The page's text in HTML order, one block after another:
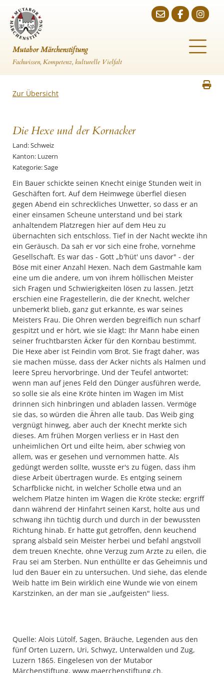
Mutabor Märchenstiftung
Fachwissen, Kompetenz, kulturelle Vielfalt
Zur Übersicht
Die Hexe und der Kornacker
Land: Schweiz
Kanton: Luzern
Kategorie: Sage
Ein Bauer schickte seinen Knecht einige Stunden weit in
Geschäften fort. Auf dem Heimwege überfiel diesen
gegen Abend ein schreckliches Unwetter, so dass er an
einer einsamen Scheune unterstand und bei stark
anhaltendem Platzregen hier auf dem Heu zu
übernachten sich entschloss. Tief in der Nacht weckte ihn
ein Geräusch. Da sah er vor sich eine frohe, vornehme
Gesellschaft. Es war das - Gott „b'hüt' uns davor" - der
Böse mit einer Anzahl Hexen. Nach dem Gastmahle kam
eine um die andere, um von ihrem höllischen Meister
sich Fragen und Schwierigkeiten lösen zu lassen. Jetzt
erschien eine Fragestellerin, die der Knecht, welcher
unbemerkt blieb, ganz gut erkannte, es war seines
Meisters Frau. Die Ohren werden begreiflich nun scharf
gespitzt und er hört, wie sie klagt: Ihr Mann habe einen
seiner fruchtbarsten Äcker für den Kornbau bestimmt.
Die Hexe aber ist Feindin vom Brot. Sie fragt daher, was
sie machen müsse, dass der Acker nichts als Halmen und
leere Spreu hervorbringe. Und der Teufel antwortet:
wenn man auf jenes Feld den Dünger ausführen werde,
so solle sie als eine Kröte hinten im Wagen im Mist
drinnen sich hinbringen und abladen lassen. Vermöge
sie das, so würden die Ähren alle taub. Das Weib ging
vergnügt hinweg, aber auch der Knecht merkte sich
dieses. Am frühen Morgen verliess er in Hast den
unheimlichen Ort und eilte heim, aber schwieg von
allem, was er gesehen und vernommen hatte. Als
gedüngt werden sollte, wusste er's zu fügen, dass ihm
diese Arbeit übertragen wurde. Es entging seinem
Scharfblicke nicht, in welcher Scholle etwa und an
welchem Platze hinten im Wagen die Kröte stecke; ergriff
dann während der Hinfahrt seinen Karst, holte aus und
schwang ihn tüchtig durch und durch in der bewussten
Richtung hinab. Er hatte gut getroffen, denn keuchend
sprang alsbald sein Meister herbei und befahl angstvoll
dem treuen Knechte, ohne Verzug zum Arzte zu eilen, die
Frau sei am Sterben. Nun enthüllte er das Geheimnis und
lud den Bauer ein zu untersuchen. Und siehe, das elende
Weib hatte im Bein wirklich eine Wunde wie von einem
Karstzinken, an der man sie „aufgeisten" liess.
Quelle: Alois Lütolf, Sagen, Bräuche, Legenden aus den
fünf Orten Luzern, Uri, Schwyz, Unterwalden und Zug,
Luzern 1865. Eingelesen von der Mutabor
Märchenstiftung, www.maerchenstiftung.ch.